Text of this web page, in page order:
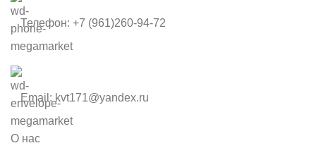
Телефон: +7 (961)260-94-72
Email: kvt171@yandex.ru
О нас